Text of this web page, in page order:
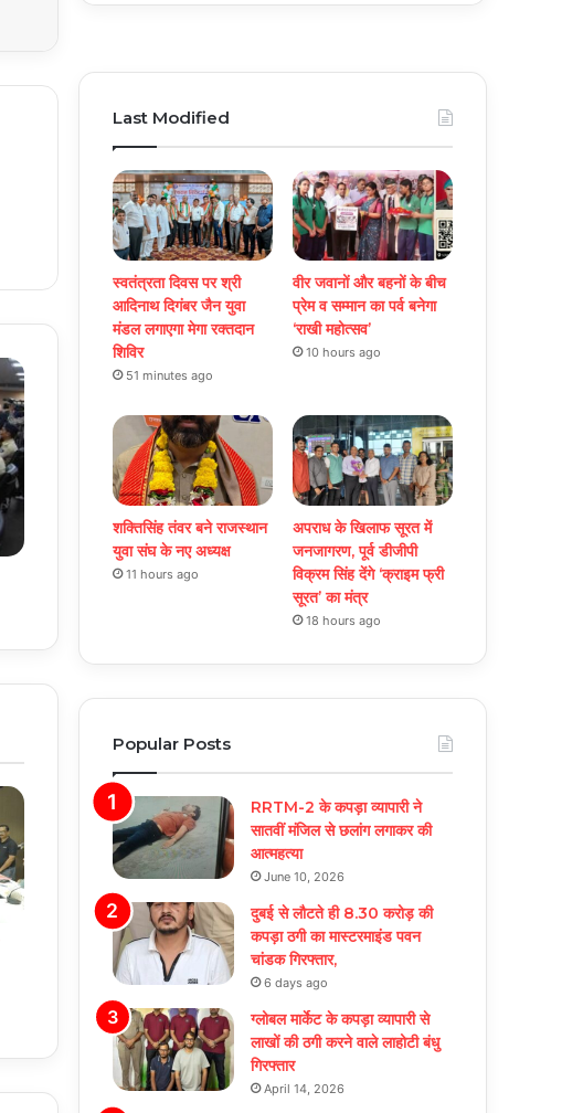
Last Modified
स्वतंत्रता दिवस पर श्री
आदिनाथ दिगंबर जैन युवा
मंडल लगाएगा मेगा रक्तदान
शिविर
51 minutes ago
वीर जवानों और बहनों के बीच
प्रेम व सम्मान का पर्व बनेगा
‘राखी महोत्सव’
10 hours ago
शक्तिसिंह तंवर बने राजस्थान
युवा संघ के नए अध्यक्ष
11 hours ago
अपराध के खिलाफ सूरत में
जनजागरण, पूर्व डीजीपी
विक्रम सिंह देंगे ‘क्राइम फ्री
सूरत’ का मंत्र
18 hours ago
Popular Posts
RRTM-2 के कपड़ा व्यापारी ने
सातवीं मंजिल से छलांग लगाकर की
आत्महत्या
June 10, 2026
दुबई से लौटते ही 8.30 करोड़ की
कपड़ा ठगी का मास्टरमाइंड पवन
चांडक गिरफ्तार,
6 days ago
ग्लोबल मार्केट के कपड़ा व्यापारी से
लाखों की ठगी करने वाले लाहोटी बंधु
गिरफ्तार
April 14, 2026